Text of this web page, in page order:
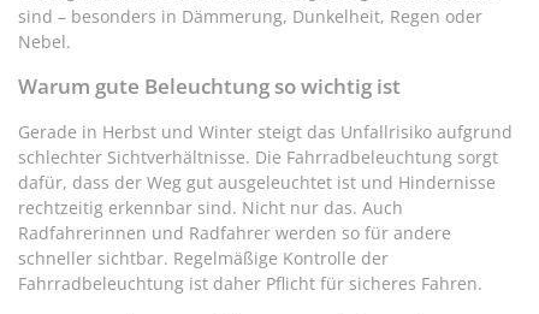
sind – besonders in Dämmerung, Dunkelheit, Regen oder
Nebel.
Warum gute Beleuchtung so wichtig ist
Gerade in Herbst und Winter steigt das Unfallrisiko aufgrund
schlechter Sichtverhältnisse. Die Fahrradbeleuchtung sorgt
dafür, dass der Weg gut ausgeleuchtet ist und Hindernisse
rechtzeitig erkennbar sind. Nicht nur das. Auch
Radfahrerinnen und Radfahrer werden so für andere
schneller sichtbar. Regelmäßige Kontrolle der
Fahrradbeleuchtung ist daher Pflicht für sicheres Fahren.